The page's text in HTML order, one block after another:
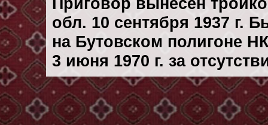
обл. 10 сентября 1937 г.
на Бутовском полигоне
3 июня 1970 г. за